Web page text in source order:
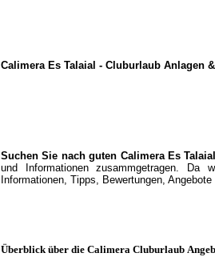
Calimera Es Talaial - Cluburlaub Anlagen
Suchen Sie nach guten Calimera Es
und Informationen zusammgetragen.
Informationen, Tipps, Bewertungen,
Überblick über die Calimera Cluburlaub